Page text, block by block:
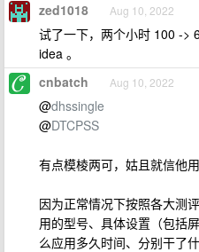
zed1018 Aug 10, 2022
试了一下，两个小时 100 ->
idea 。
cnbatch Aug 10, 2022
@dhssingle
@DTCPSS
有点模棱两可，姑且就信他
因为正常情况下按照各大测
用的型号、具体设置（包括
么应用多久时间、分别干了